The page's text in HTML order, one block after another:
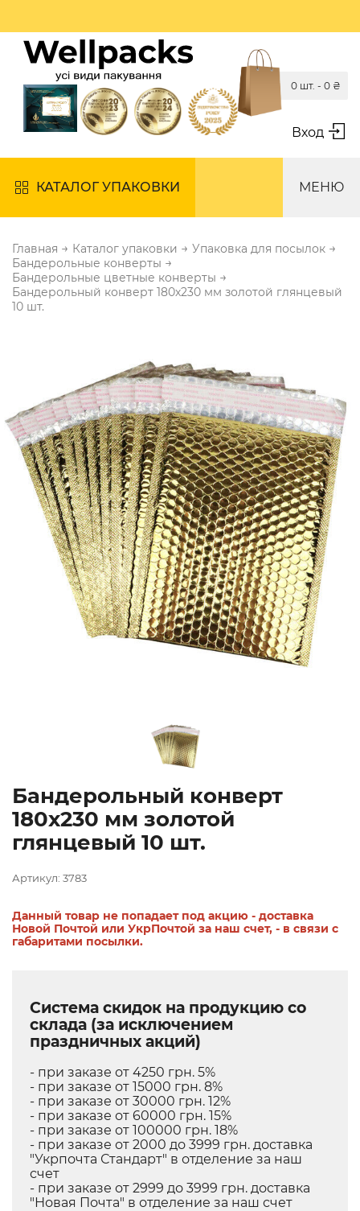
Вход
0 шт. - 0 ₴
КАТАЛОГ УПАКОВКИ МЕНЮ
Главная → Каталог упаковки → Упаковка для посылок →
Бандерольные конверты →
Бандерольные цветные конверты →
Бандерольный конверт 180х230 мм золотой глянцевый
10 шт.
Бандерольный конверт
180х230 мм золотой
глянцевый 10 шт.
Артикул: 3783
Данный товар не попадает под акцию - доставка
Новой Почтой или УкрПочтой за наш счет, - в связи с
габаритами посылки.
Система скидок на продукцию со
склада (за исключением
праздничных акций)
- при заказе от 4250 грн. 5%
- при заказе от 15000 грн. 8%
- при заказе от 30000 грн. 12%
- при заказе от 60000 грн. 15%
- при заказе от 100000 грн. 18%
- при заказе от 2000 до 3999 грн. доставка
"Укрпочта Стандарт" в отделение за наш
счет
- при заказе от 2999 до 3999 грн. доставка
"Новая Почта" в отделение за наш счет